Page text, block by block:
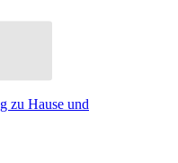
zu Hause und